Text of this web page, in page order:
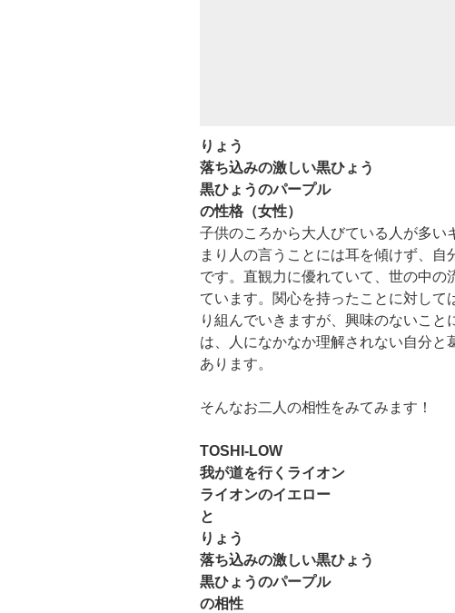
りょう
落ち込みの激しい黒ひょう
黒ひょうのパープル
の性格（女性）
子供のころから大人びている人が多い
まり人の言うことには耳を傾けず、
です。直観力に優れていて、世の中の
ています。関心を持ったことに対して
り組んでいきますが、興味のないこと
は、人になかなか理解されない自分と
あります。
そんなお二人の相性をみてみます！
TOSHI-LOW
我が道を行くライオン
ライオンのイエロー
と
りょう
落ち込みの激しい黒ひょう
黒ひょうのパープル
の相性